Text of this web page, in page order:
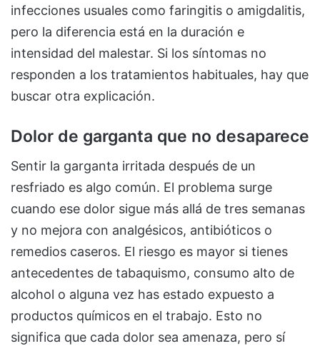
infecciones usuales como faringitis o amigdalitis,
pero la diferencia está en la duración e
intensidad del malestar. Si los síntomas no
responden a los tratamientos habituales, hay que
buscar otra explicación.
Dolor de garganta que no desaparece
Sentir la garganta irritada después de un
resfriado es algo común. El problema surge
cuando ese dolor sigue más allá de tres semanas
y no mejora con analgésicos, antibióticos o
remedios caseros. El riesgo es mayor si tienes
antecedentes de tabaquismo, consumo alto de
alcohol o alguna vez has estado expuesto a
productos químicos en el trabajo. Esto no
significa que cada dolor sea amenaza, pero sí